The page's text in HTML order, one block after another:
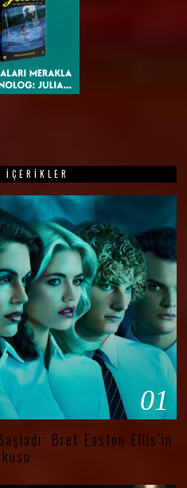
İÇERIKLER
01
Bret Easton Ellis’in